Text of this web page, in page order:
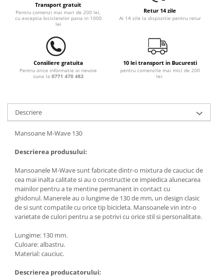
Transport gratuit
Pentru comenzi mai mari de 200 lei,
cu exceptia bicicletelor pana in 1000
lei
Retur 14 zile
Ai 14 zile la dispozitie pentru retur
Consiliere gratuita
Pentru orice informatie ai nevoie
suna la 0771 470 482
10 lei transport in Bucuresti
pentru comenzile mai mici de 200
lei.
Descriere
Mansoane M-Wave 130
Descrierea produsului:
Mansoanele M-Wave sunt fabricate dintr-o mixtura de cauciuc de
cea mai inalta calitate si au o constructie ce impiedica alunecarea
mainilor pentru a te mentine permanent in contact cu
ghidonul. Manerele au o lungime de 130 de mm, un design clasic
de si sunt compatile cu orice tip bicicleta. Mansoanele vin intr-o
varietate de culori pentru a se potrivi cu orice stil si personalitate.
Lungime: 130 mm.
Culoare: albastru.
Material: cauciuc.
Descrierea producatorului: